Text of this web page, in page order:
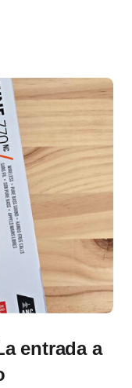
entrada a